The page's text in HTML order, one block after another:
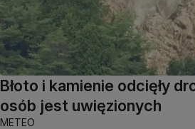
Błoto i kamienie odcięły
osób jest uwięzionych
METEO